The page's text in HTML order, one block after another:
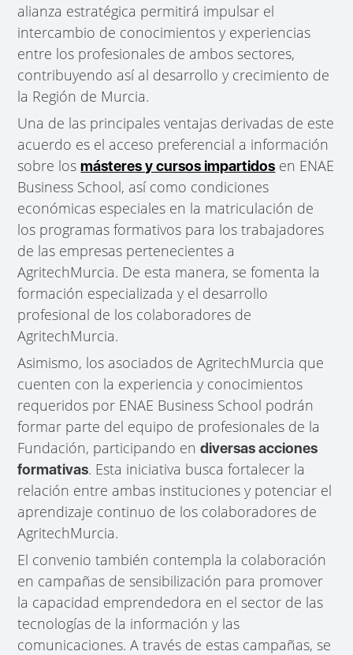
alianza estratégica permitirá impulsar el
intercambio de conocimientos y experiencias
entre los profesionales de ambos sectores,
contribuyendo así al desarrollo y crecimiento de
la Región de Murcia.
Una de las principales ventajas derivadas de este
acuerdo es el acceso preferencial a información
sobre losmásteres y cursos impartidos en ENAE
Business School, así como condiciones
económicas especiales en la matriculación de
los programas formativos para los trabajadores
de las empresas pertenecientes a
AgritechMurcia. De esta manera, se fomenta la
formación especializada y el desarrollo
profesional de los colaboradores de
AgritechMurcia.
Asimismo, los asociados de AgritechMurcia que
cuenten con la experiencia y conocimientos
requeridos por ENAE Business School podrán
formar parte del equipo de profesionales de la
Fundación, participando endiversas acciones
formativas. Esta iniciativa busca fortalecer la
relación entre ambas instituciones y potenciar el
aprendizaje continuo de los colaboradores de
AgritechMurcia.
El convenio también contempla la colaboración
en campañas de sensibilización para promover
la capacidad emprendedora en el sector de las
tecnologías de la información y las
comunicaciones. A través de estas campañas, se